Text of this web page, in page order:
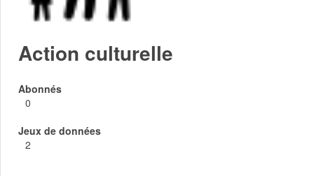
Action culturelle
Abonnés
0
Jeux de données
2